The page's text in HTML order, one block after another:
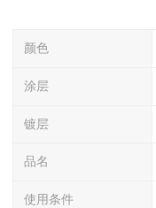
颜色
涂层
镀层
品名
使用条件